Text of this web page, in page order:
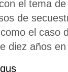
el tema
de
el caso
diez años